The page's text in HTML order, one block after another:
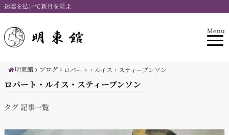
迷雲を払いて新月を見よ
Menu
明東館 ブログ ロバート・ルイス・スティーブンソン
ロバート・ルイス・スティーブンソン
タグ 記事一覧